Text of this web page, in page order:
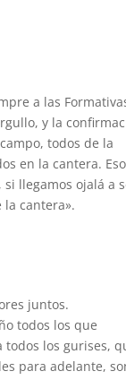
a las
y la
todos de la
en la cantera. Eso
llegamos ojalá a
cantera».
juntos.
todos los que
los gurises,
para adelante,